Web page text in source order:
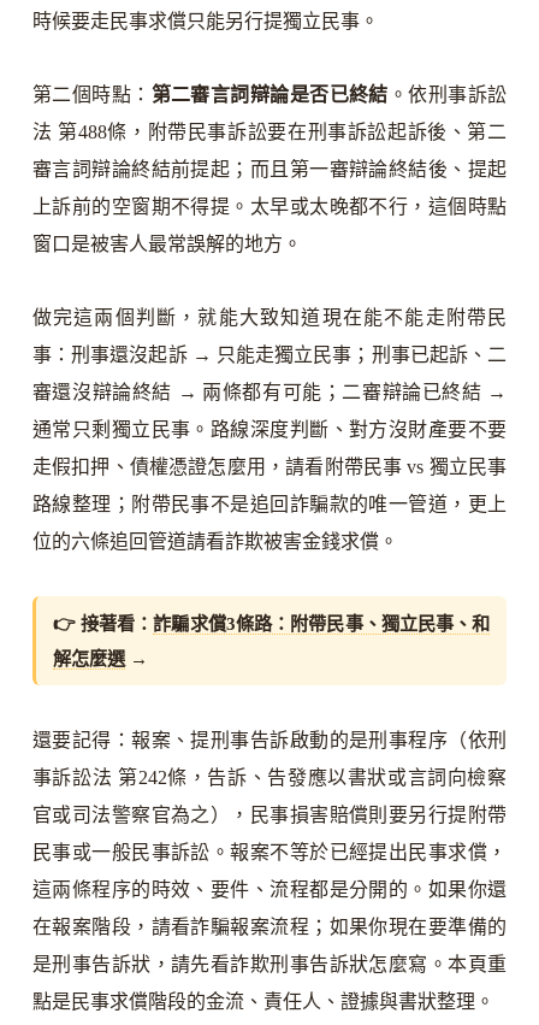
時候要走民事求償只能另行提獨立民事。
第二個時點： 第二審言詞辯論是否已終結 。依刑事訴訟
法 第488條，附帶民事訴訟要在刑事訴訟起訴後、第二
審言詞辯論終結前提起；而且第一審辯論終結後、提起
上訴前的空窗期不得提。太早或太晚都不行，這個時點
窗口是被害人最常誤解的地方。
做完這兩個判斷，就能大致知道現在能不能走附帶民
事：刑事還沒起訴 → 只能走獨立民事；刑事已起訴、二
審還沒辯論終結 → 兩條都有可能；二審辯論已終結 →
通常只剩獨立民事。路線深度判斷、對方沒財產要不要
走假扣押、債權憑證怎麼用，請看附帶民事 vs 獨立民事
路線整理；附帶民事不是追回詐騙款的唯一管道，更上
位的六條追回管道請看詐欺被害金錢求償。
👉 接著看：詐騙求償3條路：附帶民事、獨立民事、和
解怎麼選→
還要記得：報案、提刑事告訴啟動的是刑事程序（依刑
事訴訟法 第242條，告訴、告發應以書狀或言詞向檢察
官或司法警察官為之），民事損害賠償則要另行提附帶
民事或一般民事訴訟。報案不等於已經提出民事求償，
這兩條程序的時效、要件、流程都是分開的。如果你還
在報案階段，請看詐騙報案流程；如果你現在要準備的
是刑事告訴狀，請先看詐欺刑事告訴狀怎麼寫。本頁重
點是民事求償階段的金流、責任人、證據與書狀整理。